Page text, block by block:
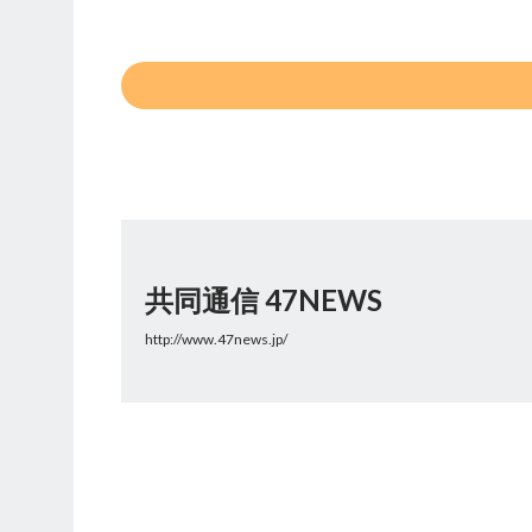
共同通信 47NEWS
http://www.47news.jp/